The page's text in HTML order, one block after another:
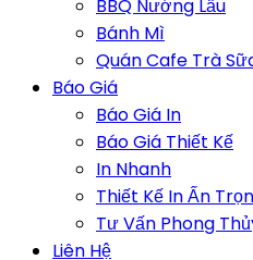
BBQ Nướng Lẩu
Bánh Mì
Quán Cafe Trà
Báo Giá
Báo Giá In
Báo Giá Thiết Kế
In Nhanh
Thiết Kế In Ấn
Tư Vấn Phong
Liên Hệ